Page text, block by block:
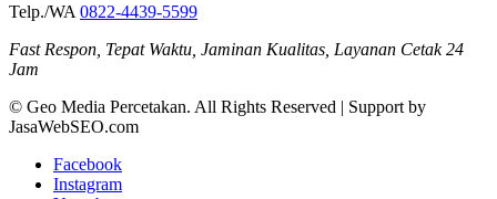
Telp./WA 0822-4439-5599
Fast Respon, Tepat Waktu, Jaminan Kualitas, Layanan Cetak 24
Jam
© Geo Media Percetakan. All Rights Reserved | Support by
JasaWebSEO.com
Facebook
Instagram